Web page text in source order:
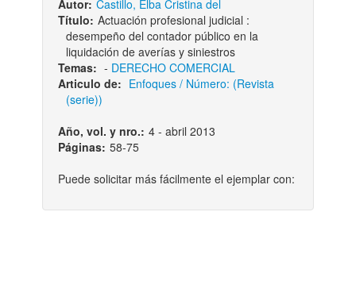
Autor: Castillo, Elba Cristina del
Título: Actuación profesional judicial :
desempeño del contador público en la
liquidación de averías y siniestros
Temas: - DERECHO COMERCIAL
Articulo de: Enfoques / Número: (Revista
(serie))
Año, vol. y nro.: 4 - abril 2013
Páginas: 58-75
Puede solicitar más fácilmente el ejemplar con: